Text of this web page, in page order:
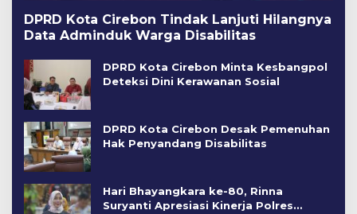
DPRD Kota Cirebon Tindak Lanjuti Hilangnya
Data Adminduk Warga Disabilitas
DPRD Kota Cirebon Minta Kesbangpol
Deteksi Dini Kerawanan Sosial
DPRD Kota Cirebon Desak Pemenuhan
Hak Penyandang Disabilitas
Hari Bhayangkara ke-80, Rinna
Suryanti Apresiasi Kinerja Polres